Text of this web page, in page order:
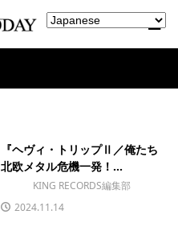
『ヘヴィ・トリップⅡ／俺たち
北欧メタル危機一発！...
KING RECORDS編集部
2024.11.14